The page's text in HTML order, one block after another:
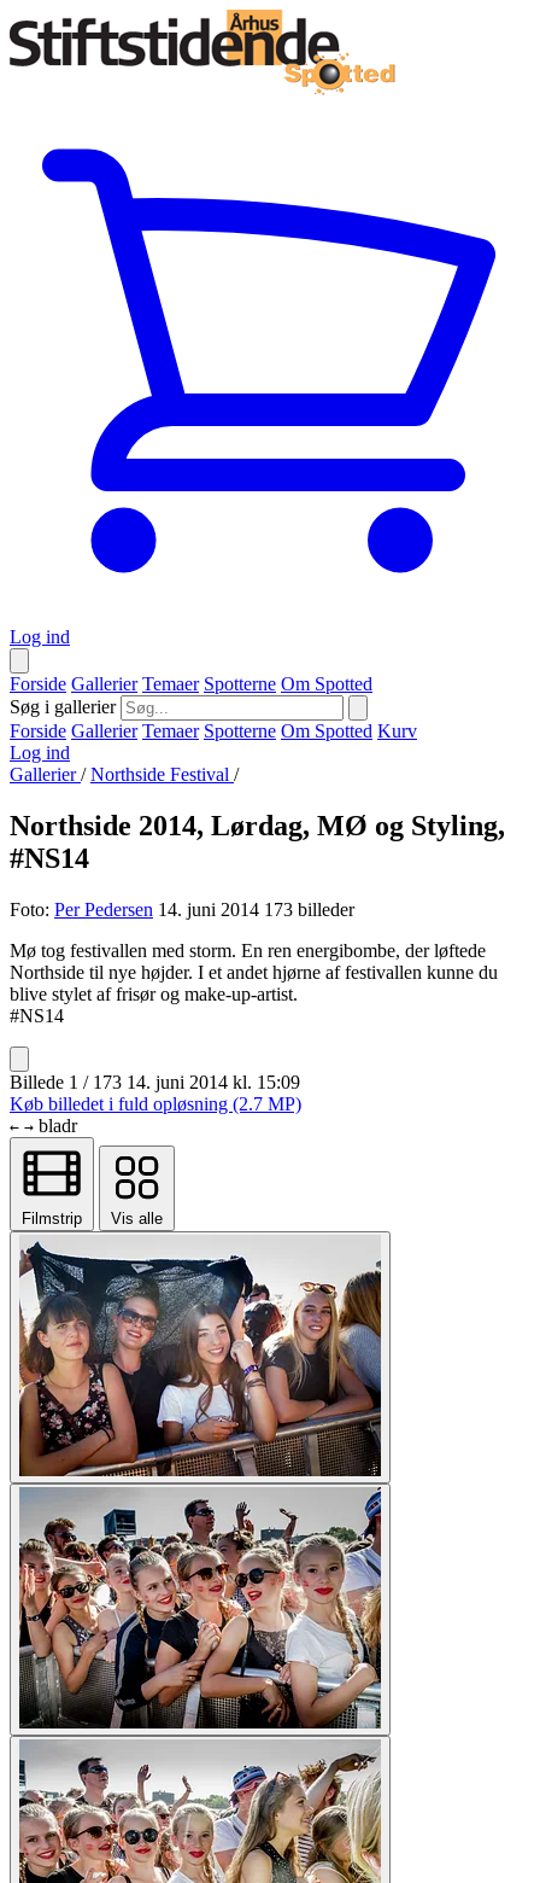
Log ind
Forside Gallerier Temaer Spotterne Om Spotted
Søg i gallerier
Forside Gallerier Temaer Spotterne Om Spotted Kurv
Log ind
Gallerier/ Northside Festival /
Northside 2014, Lørdag, MØ og Styling,
#NS14
Foto: Per Pedersen 14. juni 2014 173 billeder
Mø tog festivallen med storm. En ren energibombe, der løftede
Northside til nye højder. I et andet hjørne af festivallen kunne du
blive stylet af frisør og make-up-artist.
#NS14
Billede 1 / 173 14. juni 2014 kl. 15:09
Køb billedet i fuld opløsning (2.7 MP)
← → bladr
Filmstrip Vis alle